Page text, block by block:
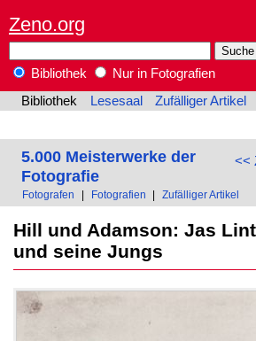
Zeno.org
Bibliothek
Nur in Fotografien
Bibliothek
Lesesaal Zufälliger Artikel
<<
5.000 Meisterwerke der
Fotografie
Fotografen Fotografien Zufälliger Artikel
Hill und Adamson: Jas
und seine Jungs